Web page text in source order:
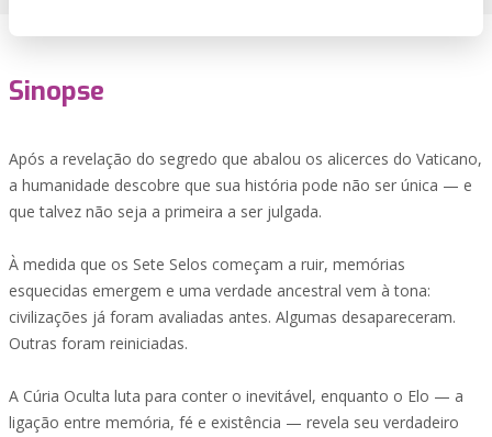
Sinopse
Após a revelação do segredo que abalou os alicerces do Vaticano,
a humanidade descobre que sua história pode não ser única — e
que talvez não seja a primeira a ser julgada.
À medida que os Sete Selos começam a ruir, memórias
esquecidas emergem e uma verdade ancestral vem à tona:
civilizações já foram avaliadas antes. Algumas desapareceram.
Outras foram reiniciadas.
A Cúria Oculta luta para conter o inevitável, enquanto o Elo — a
ligação entre memória, fé e existência — revela seu verdadeiro